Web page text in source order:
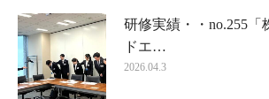
研修実績・・no.255「
ドエ…
2026.04.3